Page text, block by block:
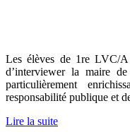
Les élèves de 1re LVC/
d’interviewer la maire
particulièrement
responsabilité publique et
Lire la suite